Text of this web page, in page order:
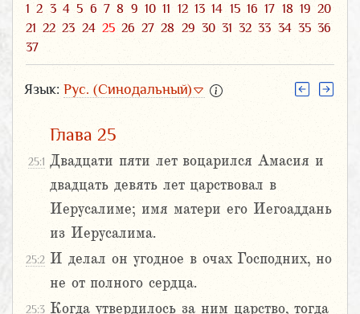
1 2 3 4 5 6 7 8 9 10 11 12 13 14 15 16 17 18 19 20
21 22 23 24 25 26 27 28 29 30 31 32 33 34 35 36
37
Язык: Рус. (Синодальный)
Глава 25
25:1 Двадцати пяти лет воцарился Амасия и
двадцать девять лет царствовал в
Иерусалиме; имя матери его Иегоаддань
из Иерусалима.
25:2 И делал он угодное в очах Господних, но
не от полного сердца.
25:3 Когда утвердилось за ним царство, тогда